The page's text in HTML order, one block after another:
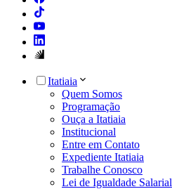
Itatiaia
Quem Somos
Programação
Ouça a Itatiaia
Institucional
Entre em Contato
Expediente Itatiaia
Trabalhe Conosco
Lei de Igualdade Salarial